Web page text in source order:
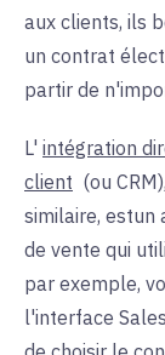
aux clients, ils
un contrat
partir de
L' intégration
client (ou
similaire, estun
de vente qui
par exemple,
l'interface